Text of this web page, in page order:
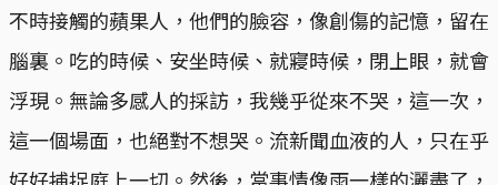
不時接觸的蘋果人，他們的臉容，像創傷的記憶，留在
腦裏。吃的時候、安坐時候、就寢時候，閉上眼，就會
浮現。無論多感人的採訪，我幾乎從來不哭，這一次，
這一個場面，也絕對不想哭。流新聞血液的人，只在乎
好好捕捉庭上一切。然後，當事情像雨一樣的灑盡了，